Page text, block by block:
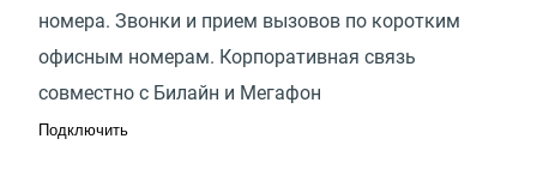
номера. Звонки и прием вызовов по коротким
офисным номерам. Корпоративная связь
совместно с Билайн и Мегафон
Подключить